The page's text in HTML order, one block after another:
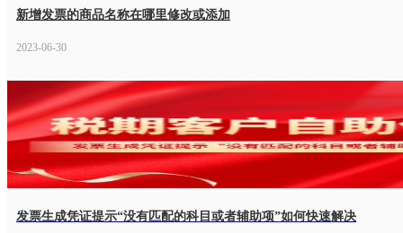
新增发票的商品名称在哪里修改或添加
2023-06-30
发票生成凭证提示“没有匹配的科目或者辅助项”如何快速解决